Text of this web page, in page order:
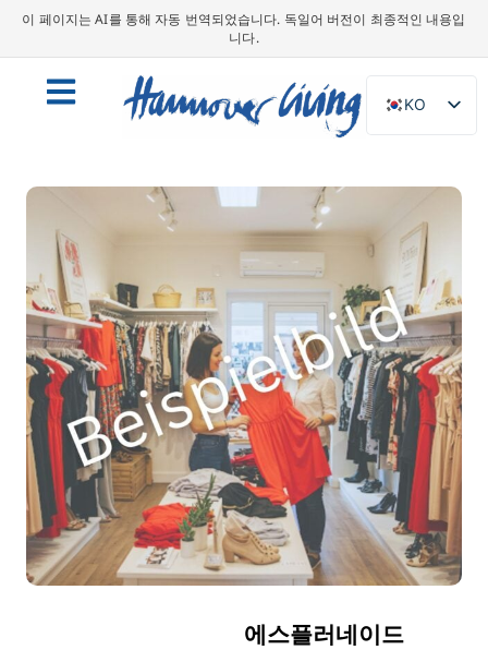
이 페이지는 AI를 통해 자동 번역되었습니다. 독일어 버전이 최종적인 내용입
니다.
KO
DE
PL
ES
IT
DA
SV
FR
PT
TR
RU
FI
에스플러네이드